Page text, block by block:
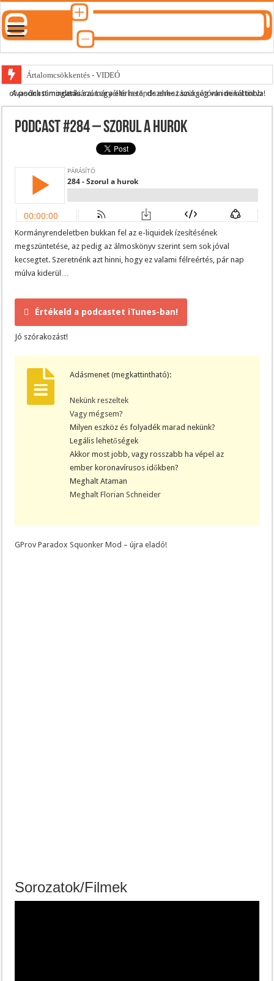
Ártalomcsökkentés - VIDEÓ
E-cigi használati szokások 2.0
Párásító podcast lejátszási lista
A podcast mindenki számára elérhető, de ehhez szükség van minél több olvasónk támogatására.Legyél te is rendszeres támogatónk ide kattintva!
Podcast #284 – Szorul a hurok
Kormányrendeletben bukkan fel az e-liquidek ízesítésének
megszüntetése, az pedig az álmoskönyv szerint sem sok jóval
kecsegtet. Szeretnénk azt hinni, hogy ez valami félreértés, pár nap
múlva kiderül…
Értékeld a podcastet iTunes-ban!
Jó szórakozást!
Adásmenet (megkattintható):
Nekünk reszeltek
Vagy mégsem?
Milyen eszköz és folyadék marad nekünk?
Legális lehetőségek
Akkor most jobb, vagy rosszabb ha vépel az
ember koronavírusos időkben?
Meghalt Ataman
Meghalt Florian Schneider
GProv Paradox Squonker Mod – újra eladó!
Sorozatok/Filmek